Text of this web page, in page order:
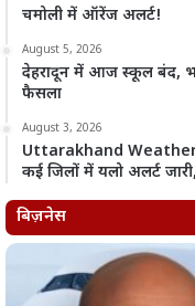
चमोली में ऑरेंज अलर्ट!
August 5, 2026
देहरादून में आज स्कूल बंद,
फैसला
August 3, 2026
Uttarakhand Weather
कई जिलों में यलो अलर्ट
बिज़नेस